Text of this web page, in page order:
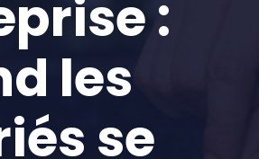
:
les
se